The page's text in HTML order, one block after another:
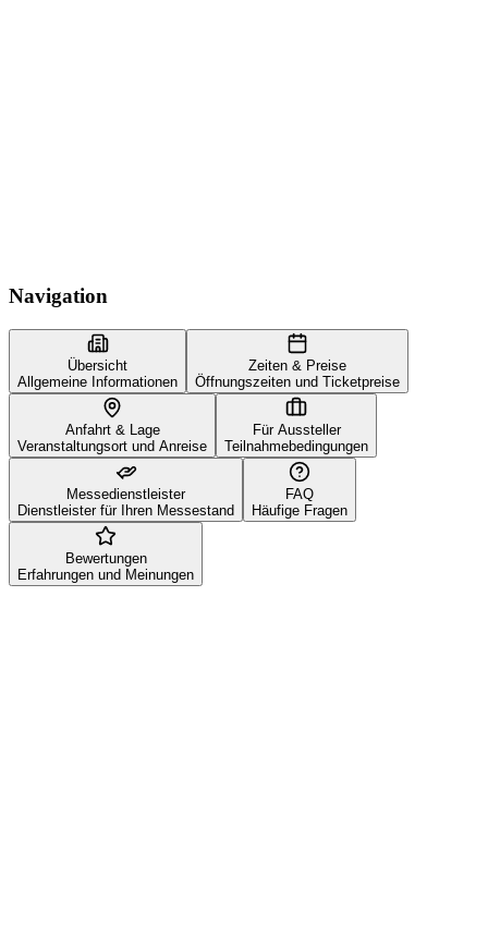
Navigation
Übersicht
Allgemeine Informationen
Zeiten & Preise
Öffnungszeiten und Ticketpreise
Anfahrt & Lage
Veranstaltungsort und Anreise
Für Aussteller
Teilnahmebedingungen
Messedienstleister
Dienstleister für Ihren Messestand
FAQ
Häufige Fragen
Bewertungen
Erfahrungen und Meinungen